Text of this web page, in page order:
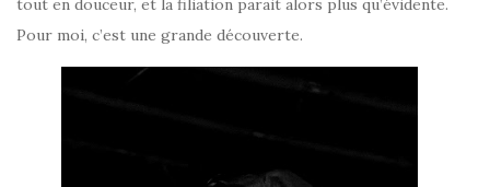
tout en douceur, et la filiation parait alors plus qu’évidente.
Pour moi, c’est une grande découverte.